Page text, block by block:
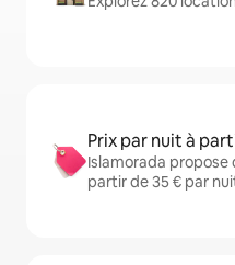
Prix par nuit à
Islamorada propose
partir de 35 € par